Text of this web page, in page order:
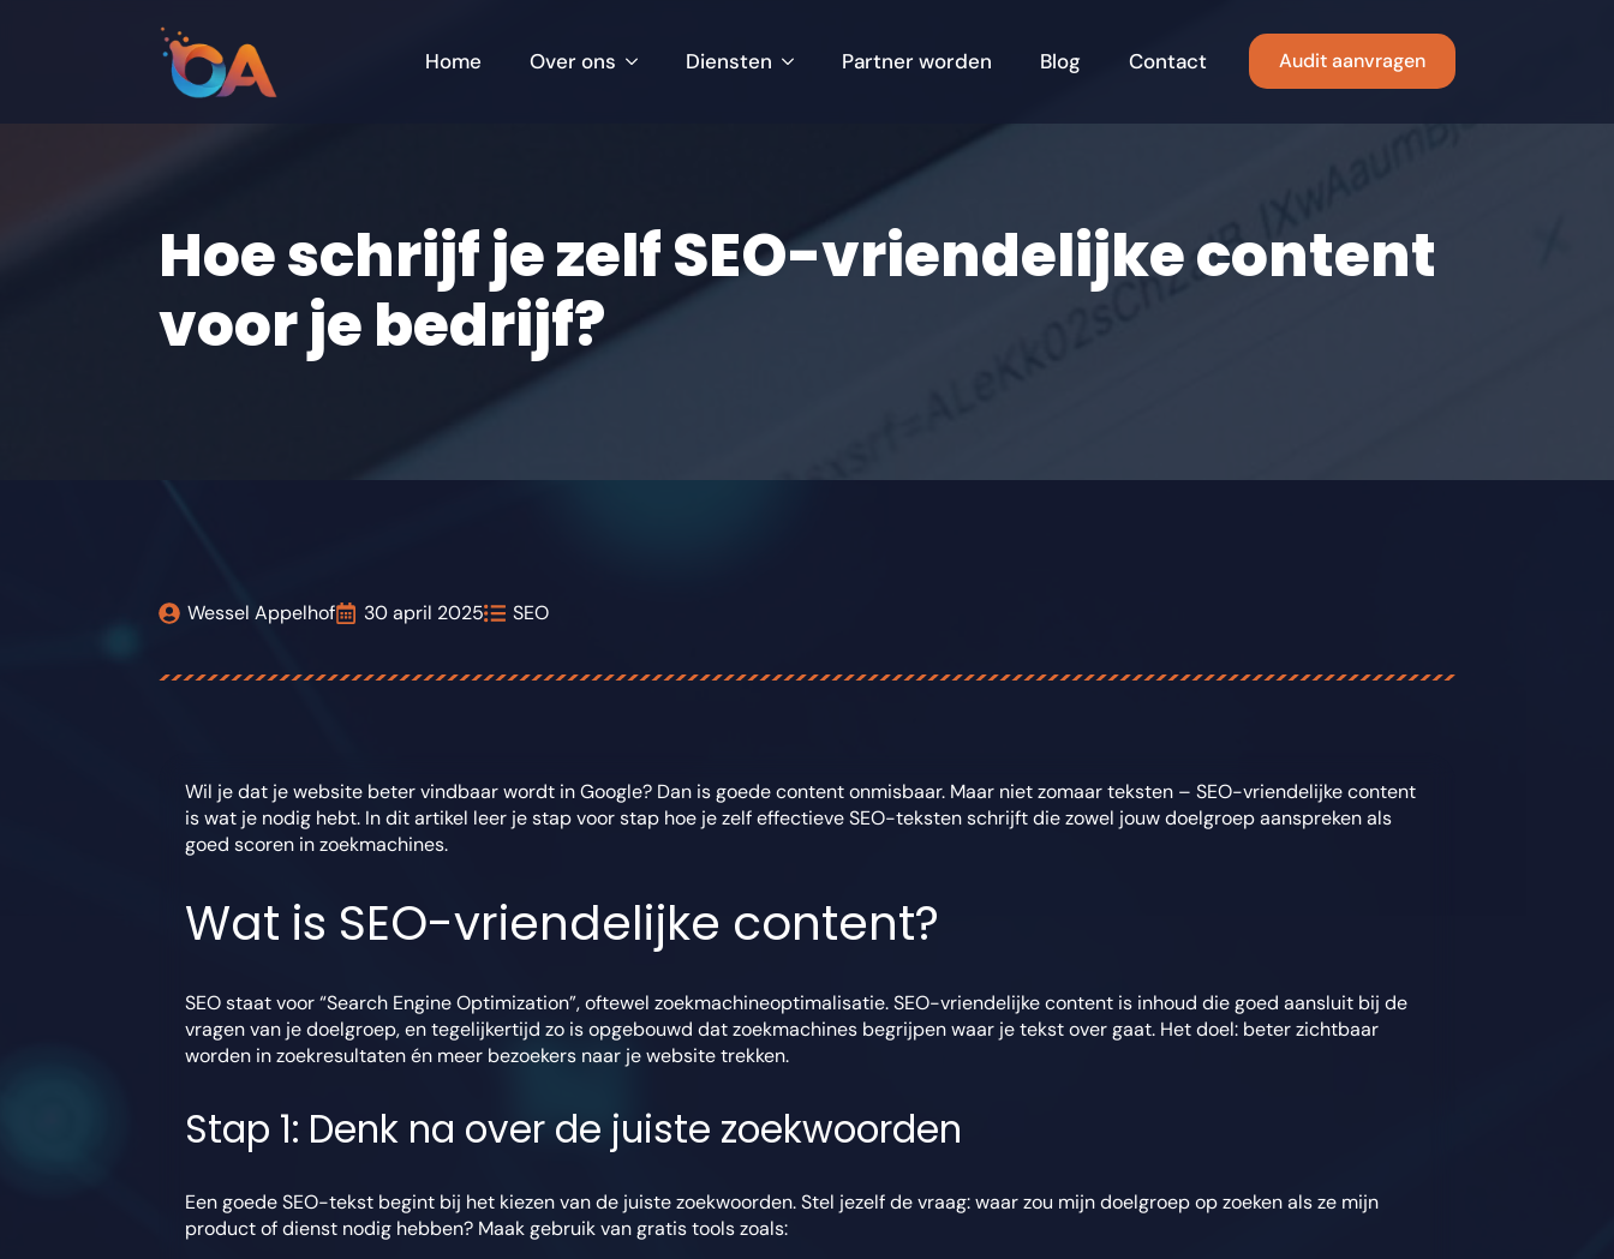
Home Over ons Diensten Partner worden Blog Contact Audit aanvragen
Hoe schrijf je zelf SEO-vriendelijke content
voor je bedrijf?
Wessel Appelhof 30 april 2025 SEO
Wil je dat je website beter vindbaar wordt in Google? Dan is goede content onmisbaar. Maar niet zomaar teksten – SEO-vriendelijke content
is wat je nodig hebt. In dit artikel leer je stap voor stap hoe je zelf effectieve SEO-teksten schrijft die zowel jouw doelgroep aanspreken als
goed scoren in zoekmachines.
Wat is SEO-vriendelijke content?
SEO staat voor “Search Engine Optimization”, oftewel zoekmachineoptimalisatie. SEO-vriendelijke content is inhoud die goed aansluit bij de
vragen van je doelgroep, en tegelijkertijd zo is opgebouwd dat zoekmachines begrijpen waar je tekst over gaat. Het doel: beter zichtbaar
worden in zoekresultaten én meer bezoekers naar je website trekken.
Stap 1: Denk na over de juiste zoekwoorden
Een goede SEO-tekst begint bij het kiezen van de juiste zoekwoorden. Stel jezelf de vraag: waar zou mijn doelgroep op zoeken als ze mijn
product of dienst nodig hebben? Maak gebruik van gratis tools zoals: